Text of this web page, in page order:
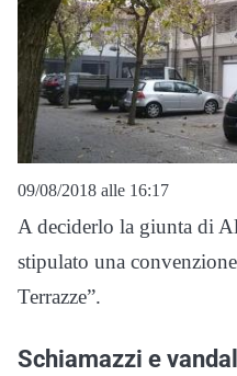
09/08/2018 alle 16:17
A deciderlo la giunta di
stipulato una
Terrazze”.
Schiamazzi e